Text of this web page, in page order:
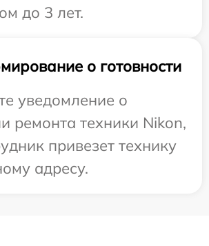
до 3 лет.
о готовности
уведомление о
ремонта техники Nikon,
привезет технику
адресу.